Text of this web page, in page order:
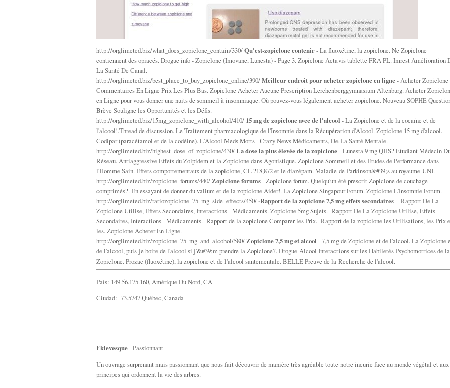
http://orglimeted.biz/what_does_zopiclone_contain/330/Qu'est-zopiclone contenir- La fluoxétine, la zopiclone. Ne Zopiclone
contiennent des opiacés. Drogue info - Zopiclone (Imovane, Lunesta) - Page 3. Zopiclone Actavis tablette FRA PL. Imrest Amélioration
La Santé De Canal.
http://orglimeted.biz/best_place_to_buy_zopiclone_online/390/Meilleur endroit pour acheter zopiclone en ligne- Acheter Zopiclone
Commentaires En Ligne Prix Les Plus Bas. Zopiclone Acheter Aucune Prescription Lerchenberggymnasium Altenburg. Acheter
en Ligne pour vous donner une nuits de sommeil à insomniaque. Où pouvez-vous légalement acheter zopiclone. Nouveau SOPHE
Brève Souligne les Opportunités et les Défis.
http://orglimeted.biz/15mg_zopiclone_with_alcohol/410/ 15 mg de zopiclone avec de l'alcool - La Zopiclone et de la cocaïne et de
l'alcool!.Thread de discussion. Le Traitement pharmacologique de l'Insomnie dans la Récupération d'Alcool. Zopiclone 15 mg d'alcool.
Codipar (paracétamol et de la codéine). L'Alcool Meds Morts - Crazy News Médicaments, De La Santé Mentale.
http://orglimeted.biz/highest_dose_of_zopiclone/430/La dose la plus élevée de la zopiclone- Lunesta 9 mg QHS? Étudiant Médecin
Réseau. Antiaggressive Effets du Zolpidem et la Zopiclone dans Agonistique. Zopiclone Sommeil et des Études de Performance dans
l'Homme Sain. Effets comportementaux de la zopiclone, CL 218,872 et le diazépam. Maladie de Parkinson&#39;s au royaume-UNI.
http://orglimeted.biz/zopiclone_forums/440/Zopiclone forums- Zopiclone forum. Quelqu'un été prescrit Zopiclone de couchage
comprimés?. En essayant de donner du valium et de la zopiclone Aider!. La Zopiclone Singapour Forum. Zopiclone L'Insomnie Forum.
http://orglimeted.biz/ratiozopiclone_75_mg_side_effects/450/-Rapport de la zopiclone 7,5 mg effets secondaires- -Rapport De La
Zopiclone Utilise, Effets Secondaires, Interactions - Médicaments. Zopiclone 5mg Sujets. -Rapport De La Zopiclone Utilise, Effets
Secondaires, Interactions - Médicaments. -Rapport de la zopiclone Comparer les Prix. -Rapport de la zopiclone les Utilisations, les Prix
les. Zopiclone Acheter En Ligne.
http://orglimeted.biz/zopiclone_75_mg_and_alcohol/580/Zopiclone 7,5 mg et alcool - 7,5 mg de Zopiclone et de l'alcool. La Zopiclone
de l'alcool, puis-je boire de l'alcool si j'&#39;m prendre la Zopiclone?. Drogue-Alcool Interactions sur les Habiletés Psychomotrices de la
Zopiclone. Prozac (fluoxétine), la zopiclone et de l'alcool santementale. BELLE Preuve de la Recherche de l'alcool.
País: 149.56.175.160, Amérique Du Nord, CA
Ciudad: -73.5747 Québec, Canada
Fklevesque- Passionnant
Un ouvrage surprenant mais passionnant que nous fait découvrir de manière très agréable toute notre incurie face au monde végétal et aux
principes qui ordonnent la vie des arbres.